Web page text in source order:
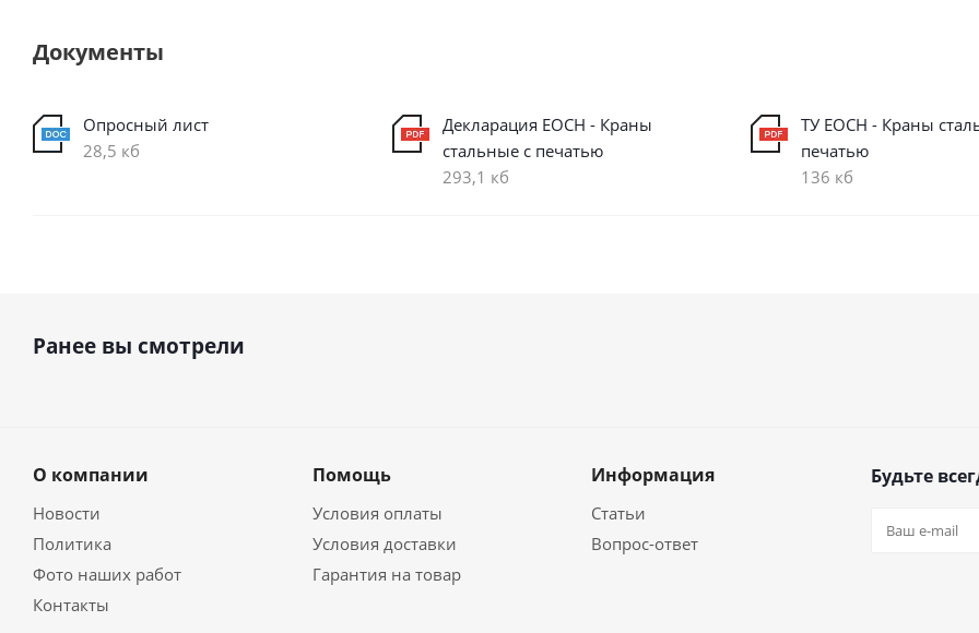
Документы
Опросный лист
28,5 кб
Декларация ЕОСН - Краны
стальные с печатью
293,1 кб
ТУ ЕОСН - Краны
печатью
136 кб
Ранее вы смотрели
О компании
Новости
Политика
Фото наших работ
Контакты
Помощь
Условия оплаты
Условия доставки
Гарантия на товар
Информация
Статьи
Вопрос-ответ
Будьте